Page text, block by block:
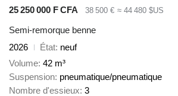
25 250 000 F CFA
38 500 € ≈ 44 480 $US
Semi-remorque benne
2026
État neuf
Volume 42 m³
Suspension pneumatique/pneumatique
Nombre d'essieux 3